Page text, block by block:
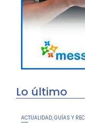
Lo último
ACTUALIDAD GUÍAS Y